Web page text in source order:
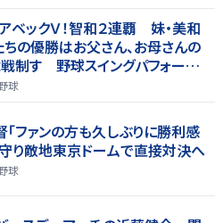
ベックＶ！智和２連覇 妹・美和
ちの優勝はお父さん、お母さんの
制す 野球スイングパフォーマ
音もちらり「妹が先に決めて
球
「ファンの方も久しぶりに勝利感
り敵地東京ドームで直接対決へ
球